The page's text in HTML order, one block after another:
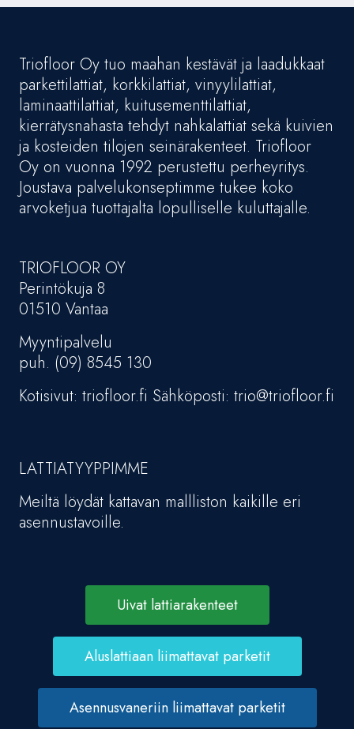
Triofloor Oy tuo maahan kestävät ja laadukkaat
parkettilattiat, korkkilattiat, vinyylilattiat,
laminaattilattiat, kuitusementtilattiat,
kierrätysnahasta tehdyt nahkalattiat sekä kuivien
ja kosteiden tilojen seinärakenteet. Triofloor
Oy on vuonna 1992 perustettu perheyritys.
Joustava palvelukonseptimme tukee koko
arvoketjua tuottajalta lopulliselle kuluttajalle.
TRIOFLOOR OY
Perintökuja 8
01510 Vantaa
Myyntipalvelu
puh. (09) 8545 130
Kotisivut: triofloor.fi Sähköposti: trio@triofloor.fi
LATTIATYYPPIMME
Meiltä löydät kattavan mallliston kaikille eri
asennustavoille.
Uivat lattiarakenteet
Aluslattiaan liimattavat parketit
Asennusvaneriin liimattavat parketit